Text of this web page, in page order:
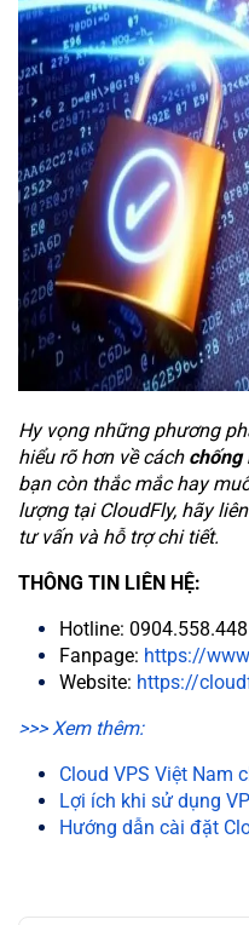
Hy vọng những phương
hiểu rõ hơn về cách chống
bạn còn thắc mắc hay
lượng tại CloudFly, hãy
tư vấn và hỗ trợ chi tiết.
THÔNG TIN LIÊN HỆ:
Hotline: 0904.558.448
Fanpage: https://
Website: https://
>>> Xem thêm:
Cloud VPS Việt Nam
Lợi ích khi sử dụng
Hướng dẫn cài đặt